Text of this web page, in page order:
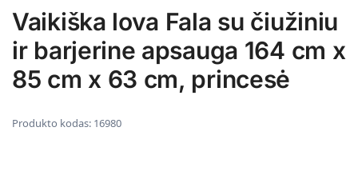
Vaikiška lova Fala su čiužiniu
ir barjerine apsauga 164 cm x
85 cm x 63 cm, princesė
Produkto kodas: 16980